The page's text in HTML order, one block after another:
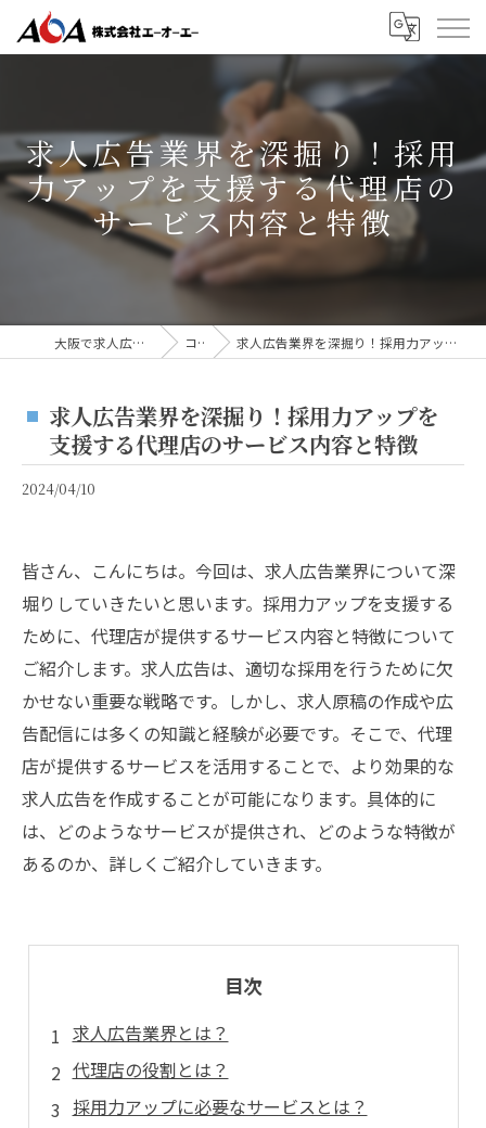
求人広告業界を深掘り！採用
力アップを支援する代理店の
サービス内容と特徴
大阪で求人広告なら株式会社AOA コラム 求人広告業界を深掘り！採用力アップを支援する代理店のサービス内容と特徴
求人広告業界を深掘り！採用力アップを
支援する代理店のサービス内容と特徴
2024/04/10
皆さん、こんにちは。今回は、求人広告業界について深
堀りしていきたいと思います。採用力アップを支援する
ために、代理店が提供するサービス内容と特徴について
ご紹介します。求人広告は、適切な採用を行うために欠
かせない重要な戦略です。しかし、求人原稿の作成や広
告配信には多くの知識と経験が必要です。そこで、代理
店が提供するサービスを活用することで、より効果的な
求人広告を作成することが可能になります。具体的に
は、どのようなサービスが提供され、どのような特徴が
あるのか、詳しくご紹介していきます。
目次
求人広告業界とは？
代理店の役割とは？
採用力アップに必要なサービスとは？